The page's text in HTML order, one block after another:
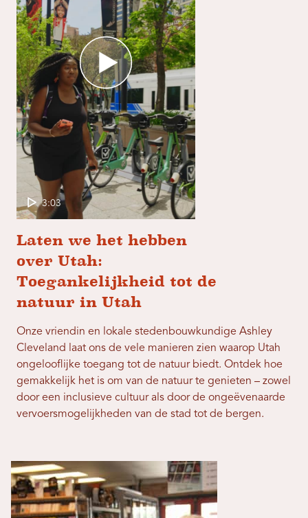
3:03
Laten we het hebben
over Utah:
Toegankelijkheid tot de
natuur in Utah
Onze vriendin en lokale stedenbouwkundige Ashley
Cleveland laat ons de vele manieren zien waarop Utah
ongelooflijke toegang tot de natuur biedt. Ontdek hoe
gemakkelijk het is om van de natuur te genieten – zowel
door een inclusieve cultuur als door de ongeëvenaarde
vervoersmogelijkheden van de stad tot de bergen.